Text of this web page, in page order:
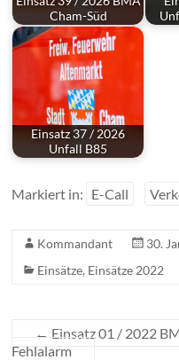
Cham-Süd
Einsatz 37 / 2026
Unfall B85
Markiert in: E-Call
Kommandant
30.
Einsätze, Einsätze 2022
← Einsatz 01 / 2022
Fehlalarm